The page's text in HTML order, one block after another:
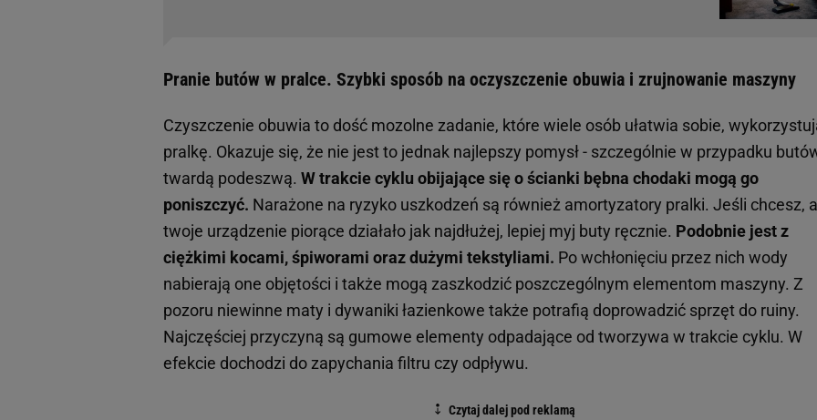
Pranie butów w pralce. Szybki sposób na oczyszczenie obuwia i zrujnowanie maszyny
Czyszczenie obuwia to dość mozolne zadanie, które wiele osób ułatwia sobie,
pralkę. Okazuje się, że nie jest to jednak najlepszy pomysł - szczególnie w przypadku
twardą podeszwą. W trakcie cyklu obijające się o ścianki bębna chodaki mogą go
poniszczyć. Narażone na ryzyko uszkodzeń są również amortyzatory pralki. Jeśli chcesz,
twoje urządzenie piorące działało jak najdłużej, lepiej myj buty ręcznie. Podobnie jest z
ciężkimi kocami, śpiworami oraz dużymi tekstyliami. Po wchłonięciu przez nich wody
nabierają one objętości i także mogą zaszkodzić poszczególnym elementom maszyny. Z
pozoru niewinne maty i dywaniki łazienkowe także potrafią doprowadzić sprzęt do ruiny.
Najczęściej przyczyną są gumowe elementy odpadające od tworzywa w trakcie cyklu. W
efekcie dochodzi do zapychania filtru czy odpływu.